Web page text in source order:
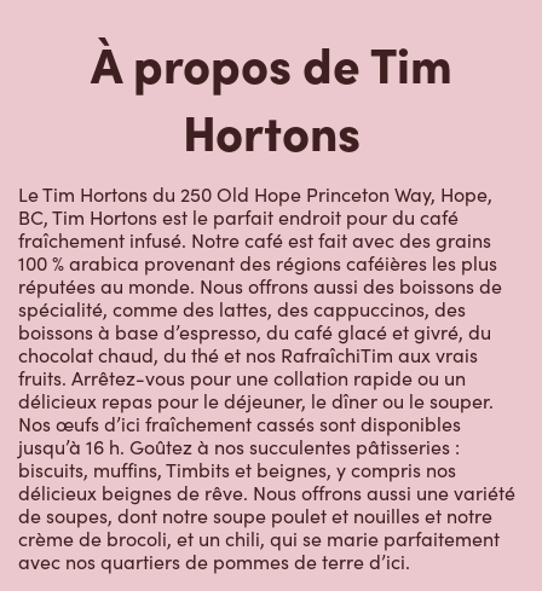
À propos de Tim
Hortons
Le Tim Hortons du 250 Old Hope Princeton Way, Hope,
BC, Tim Hortons est le parfait endroit pour du café
fraîchement infusé. Notre café est fait avec des grains
100 % arabica provenant des régions caféières les plus
réputées au monde. Nous offrons aussi des boissons de
spécialité, comme des lattes, des cappuccinos, des
boissons à base d’espresso, du café glacé et givré, du
chocolat chaud, du thé et nos RafraîchiTim aux vrais
fruits. Arrêtez-vous pour une collation rapide ou un
délicieux repas pour le déjeuner, le dîner ou le souper.
Nos œufs d’ici fraîchement cassés sont disponibles
jusqu’à 16 h. Goûtez à nos succulentes pâtisseries :
biscuits, muffins, Timbits et beignes, y compris nos
délicieux beignes de rêve. Nous offrons aussi une variété
de soupes, dont notre soupe poulet et nouilles et notre
crème de brocoli, et un chili, qui se marie parfaitement
avec nos quartiers de pommes de terre d’ici.